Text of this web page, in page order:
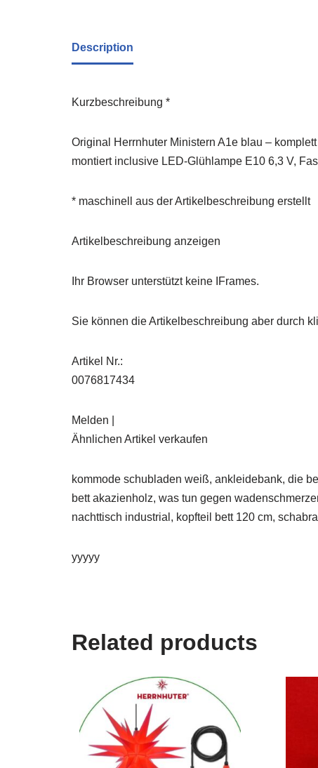
Description
Kurzbeschreibung *
Original Herrnhuter Ministern A1e blau –
montiert inclusive LED-Glühlampe E10 6,3 V,
* maschinell aus der Artikelbeschreibung erstellt
Artikelbeschreibung anzeigen
Ihr Browser unterstützt keine IFrames.
Sie können die Artikelbeschreibung aber durch
Artikel Nr.:
0076817434
Melden |
Ähnlichen Artikel verkaufen
kommode schubladen weiß, ankleidebank, die
bett akazienholz, was tun gegen
nachttisch industrial, kopfteil bett 120 cm,
yyyyy
Related products